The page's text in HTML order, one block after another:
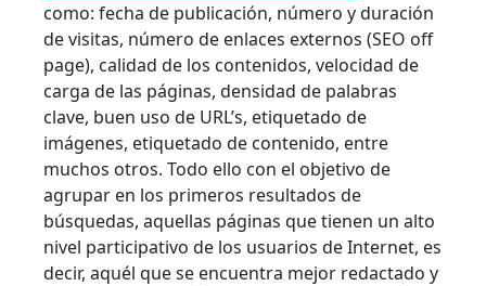
como: fecha de publicación, número y duración
de visitas, número de enlaces externos (SEO off
page), calidad de los contenidos, velocidad de
carga de las páginas, densidad de palabras
clave, buen uso de URL’s, etiquetado de
imágenes, etiquetado de contenido, entre
muchos otros. Todo ello con el objetivo de
agrupar en los primeros resultados de
búsquedas, aquellas páginas que tienen un alto
nivel participativo de los usuarios de Internet, es
decir, aquél que se encuentra mejor redactado y